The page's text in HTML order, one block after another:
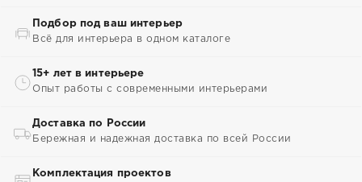
Подбор под ваш интерьер
Всё для интерьера в одном каталоге
15+ лет в интерьере
Опыт работы с современными интерьерами
Доставка по России
Бережная и надежная доставка по всей России
Комплектация проектов